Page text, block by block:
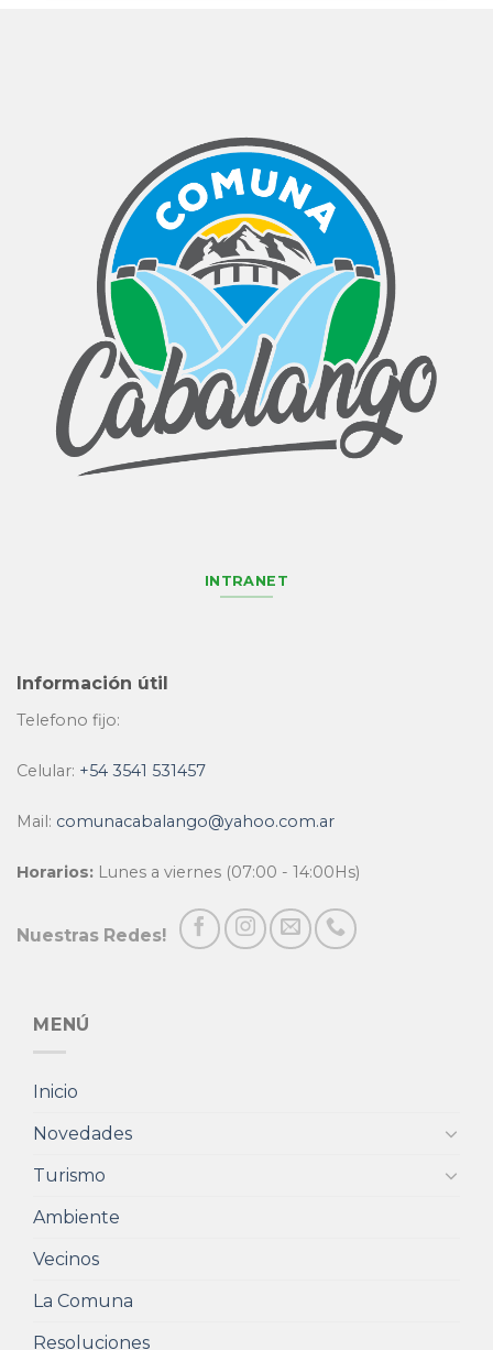
INTRANET
Información útil
Telefono fijo:
Celular: +54 3541 531457
Mail: comunacabalango@yahoo.com.ar
Horarios: Lunes a viernes (07:00 - 14:00Hs)
Nuestras Redes!
MENÚ
Inicio
Novedades
Turismo
Ambiente
Vecinos
La Comuna
Resoluciones